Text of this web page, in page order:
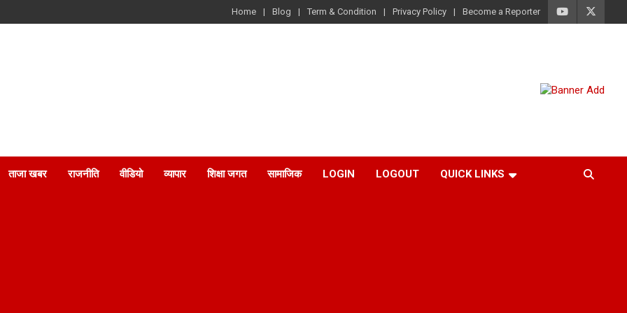
Home Blog Term & Condition Privacy Policy Become a Reporter
ताजा खबर राजनीति वीडियो व्यापार शिक्षा जगत सामाजिक LOGIN LOGOUT QUICK LINKS